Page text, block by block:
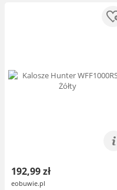
192,99 zł
eobuwie.pl